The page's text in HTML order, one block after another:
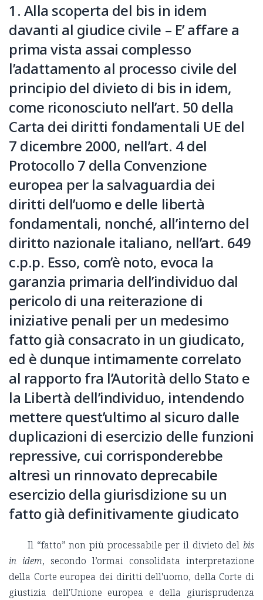
1. Alla scoperta del bis in idem
davanti al giudice civile – E’ affare a
prima vista assai complesso
l’adattamento al processo civile del
principio del divieto di bis in idem,
come riconosciuto nell’art. 50 della
Carta dei diritti fondamentali UE del
7 dicembre 2000, nell’art. 4 del
Protocollo 7 della Convenzione
europea per la salvaguardia dei
diritti dell’uomo e delle libertà
fondamentali, nonché, all’interno del
diritto nazionale italiano, nell’art. 649
c.p.p. Esso, com’è noto, evoca la
garanzia primaria dell’individuo dal
pericolo di una reiterazione di
iniziative penali per un medesimo
fatto già consacrato in un giudicato,
ed è dunque intimamente correlato
al rapporto fra l’Autorità dello Stato e
la Libertà dell’individuo, intendendo
mettere quest’ultimo al sicuro dalle
duplicazioni di esercizio delle funzioni
repressive, cui corrisponderebbe
altresì un rinnovato deprecabile
esercizio della giurisdizione su un
fatto già definitivamente giudicato
Il “fatto” non più processabile per il divieto del bis
in idem, secondo l’ormai consolidata interpretazione
della Corte europea dei diritti dell'uomo, della Corte di
giustizia dell'Unione europea e della giurisprudenza